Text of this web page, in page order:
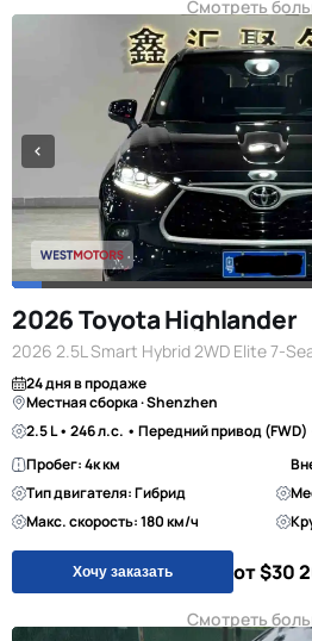
Смотреть
2026 Toyota Highlander
2026 2.5L Smart Hybrid 2WD Elite 7-
24 дня в продаже
Местная сборка · Shenzhen
2.5 L • 246 л.с. • Передний привод
Пробег: 4к км
Тип двигателя: Гибрид
Макс. скорость: 180 км/ч
Хочу заказать от $30
Смотреть